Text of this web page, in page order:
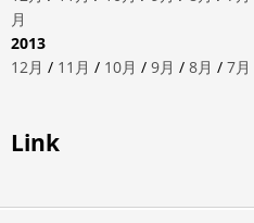
月
2013
12月 / 11月 / 10月 / 9月 / 8月 / 7月
Link